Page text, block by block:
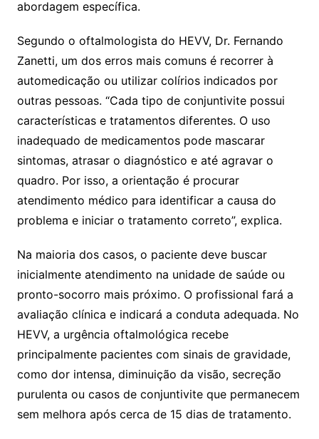
abordagem específica.
Segundo o oftalmologista do HEVV, Dr. Fernando
Zanetti, um dos erros mais comuns é recorrer à
automedicação ou utilizar colírios indicados por
outras pessoas. “Cada tipo de conjuntivite possui
características e tratamentos diferentes. O uso
inadequado de medicamentos pode mascarar
sintomas, atrasar o diagnóstico e até agravar o
quadro. Por isso, a orientação é procurar
atendimento médico para identificar a causa do
problema e iniciar o tratamento correto”, explica.
Na maioria dos casos, o paciente deve buscar
inicialmente atendimento na unidade de saúde ou
pronto-socorro mais próximo. O profissional fará a
avaliação clínica e indicará a conduta adequada. No
HEVV, a urgência oftalmológica recebe
principalmente pacientes com sinais de gravidade,
como dor intensa, diminuição da visão, secreção
purulenta ou casos de conjuntivite que permanecem
sem melhora após cerca de 15 dias de tratamento.